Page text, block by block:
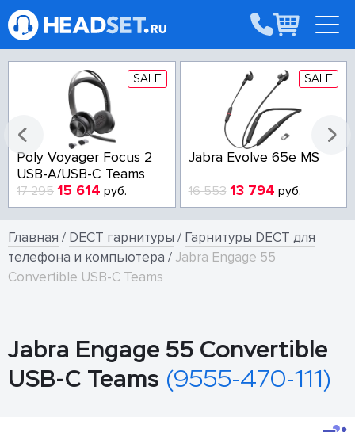
SALE
Poly Voyager Focus 2
USB-A/USB-C Teams
17 295 15 614 руб.
SALE
Jabra Evolve 65e MS
16 553 13 794 руб.
Главная / DECT гарнитуры / Гарнитуры DECT для
телефона и компьютера / Jabra Engage 55
Convertible USB-C Teams
Jabra Engage 55 Convertible
USB-C Teams (9555-470-111)